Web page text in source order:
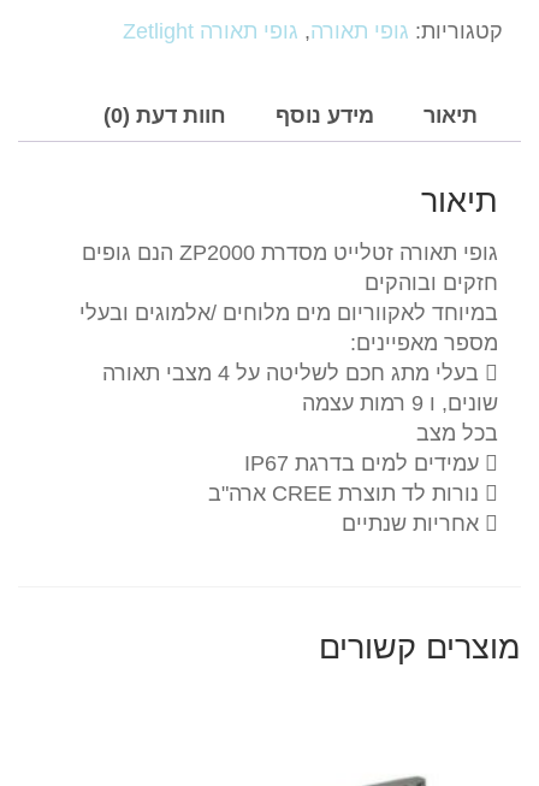
תאורה
מסדרת
ZP2000-
40
מלוחים
קטגוריות: גופי תאורה, גופי תאורה Zetlight
תיאור מידע נוסף חוות דעת (0)
תיאור
גופי תאורה זטלייט מסדרת ZP2000 הנם גופים
חזקים ובוהקים
במיוחד לאקווריום מים מלוחים /אלמוגים ובעלי
מספר מאפיינים:
 בעלי מתג חכם לשליטה על 4 מצבי תאורה
שונים, ו 9 רמות עצמה
בכל מצב
 עמידים למים בדרגת IP67
 נורות לד תוצרת CREE ארה"ב
 אחריות שנתיים
מוצרים קשורים